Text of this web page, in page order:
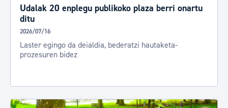
Udalak 20 enplegu publikoko plaza berri onartu
ditu
2026/07/16
Laster egingo da deialdia, bederatzi hautaketa-
prozesuren bidez